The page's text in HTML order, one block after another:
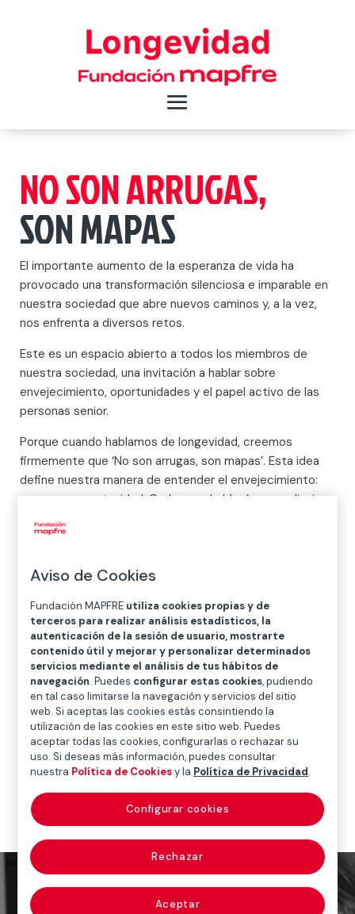
NO SON ARRUGAS,
SON MAPAS
El importante aumento de la esperanza de vida ha
provocado una transformación silenciosa e imparable en
nuestra sociedad que abre nuevos caminos y, a la vez,
nos enfrenta a diversos retos.
Este es un espacio abierto a todos los miembros de
nuestra sociedad, una invitación a hablar sobre
envejecimiento, oportunidades y el papel activo de las
personas senior.
Porque cuando hablamos de longevidad, creemos
firmemente que ‘No son arrugas, son mapas’. Esta idea
define nuestra manera de entender el envejecimiento:
como una oportunidad. Cada cana habla de aprendizajes,
resiliencia y conocimiento acumulado; y en cada mapa
vivido hay una oportunidad para construir un futuro mejor.
Con más de 50 años trabajando para construir un futuro
personas y el bienestar social, en Fundación Mapfre
desarrollamos una importante labor de investigación y
divulgación sobre longevidad desde nuestro Centro de
Investigación Ageingnomics. En este ámbito, analizamos
el impacto económico y social de una población cada
vez más longeva y promovemos una visión positiva del
envejecimiento.
Porque el paso del tiempo no resta, multiplica.
DESCUBRE EL VÍDEO DE CAMPAÑA
Reproductor de vídeo
Aviso de Cookies
Fundación MAPFRE utiliza cookies propias y de
terceros para realizar análisis estadísticos, la
autenticación de la sesión de usuario, mostrarte
contenido útil y mejorar y personalizar determinados
servicios mediante el análisis de tus hábitos de
navegación. Puedes configurar estas cookies, pudiendo
en tal caso limitarse la navegación y servicios del sitio
web. Si aceptas las cookies estás consintiendo la
utilización de las cookies en este sitio web. Puedes
aceptar todas las cookies, configurarlas o rechazar su
uso. Si deseas más información, puedes consultar
nuestra Política de Cookiesy la Política de Privacidad.
Rechazar
Aceptar
Configurar cookies